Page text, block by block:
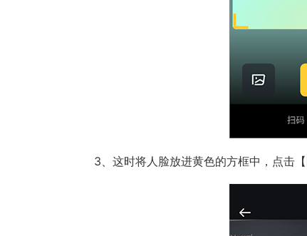
3、这时将人脸放进黄色的方框中，点击